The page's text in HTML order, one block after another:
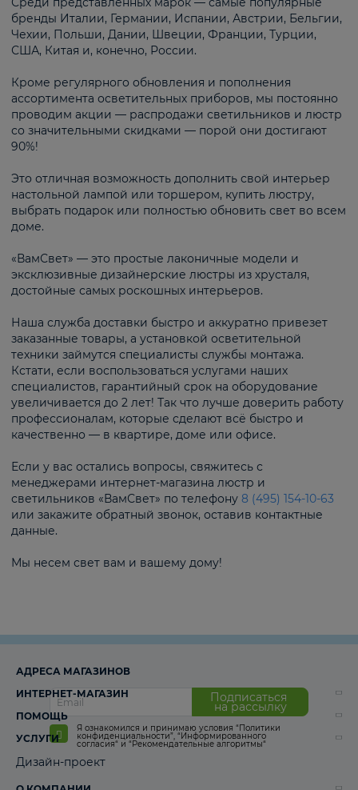
бренды Италии, Германии, Испании, Австрии, Бельгии,
Чехии, Польши, Дании, Швеции, Франции, Турции,
США, Китая и, конечно, России.
Кроме регулярного обновления и пополнения
ассортимента осветительных приборов, мы постоянно
проводим акции — распродажи светильников и люстр
со значительными скидками — порой они достигают
90%!
Это отличная возможность дополнить свой интерьер
настольной лампой или торшером, купить люстру,
выбрать подарок или полностью обновить свет во всем
доме.
«ВамСвет» — это простые лаконичные модели и
эксклюзивные дизайнерские люстры из хрусталя,
достойные самых роскошных интерьеров.
Наша служба доставки быстро и аккуратно привезет
заказанные товары, а установкой осветительной
техники займутся специалисты службы монтажа.
Кстати, если воспользоваться услугами наших
специалистов, гарантийный срок на оборудование
увеличивается до 2 лет! Так что лучше доверить работу
профессионалам, которые сделают всё быстро и
качественно — в квартире, доме или офисе.
Если у вас остались вопросы, свяжитесь с
менеджерами интернет-магазина люстр и
светильников «ВамСвет» по телефону 8 (495) 154-10-63
или закажите обратный звонок, оставив контактные
данные.
Мы несем свет вам и вашему дому!
Подписаться
на рассылку
Я ознакомился и принимаю условия “Политики
конфиденциальности”, “Информированного
согласия“ и “Рекомендательные алгоритмы“
АДРЕСА МАГАЗИНОВ
ИНТЕРНЕТ-МАГАЗИН
ПОМОЩЬ
УСЛУГИ
Дизайн-проект